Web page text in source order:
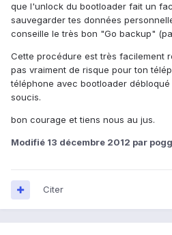
que l'unlock du bootloader fait un
sauvegarder tes données
conseille le très bon "Go backup"
Cette procédure est très facilement
pas vraiment de risque pour ton
téléphone avec bootloader débloqué
soucis.
bon courage et tiens nous au jus.
Modifié 13 décembre 2012 par
Citer